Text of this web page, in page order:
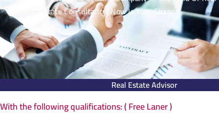
Estate Consultancy, Now Is Your Chance
Real Estate Advisor
With the following qualifications: ( Free Laner )